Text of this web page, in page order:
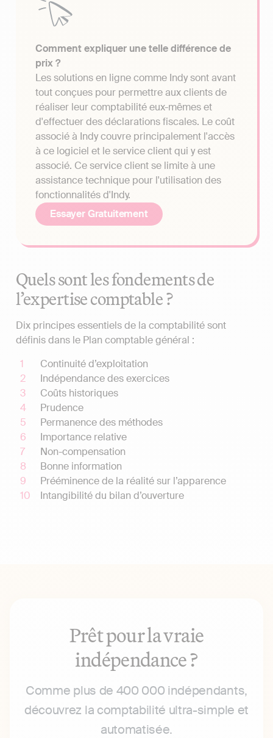
Comment expliquer une telle différence de
prix ?
Les solutions en ligne comme Indy sont avant
tout conçues pour permettre aux clients de
réaliser leur comptabilité eux-mêmes et
d'effectuer des déclarations fiscales. Le coût
associé à Indy couvre principalement l'accès
à ce logiciel et le service client qui y est
associé. Ce service client se limite à une
assistance technique pour l'utilisation des
fonctionnalités d'Indy.
Essayer Gratuitement
Quels sont les fondements de
l’expertise comptable ?
Dix principes essentiels de la comptabilité sont
définis dans le Plan comptable général :
Continuité d’exploitation
Indépendance des exercices
Coûts historiques
Prudence
Permanence des méthodes
Importance relative
Non-compensation
Bonne information
Prééminence de la réalité sur l’apparence
Intangibilité du bilan d’ouverture
Prêt pour la vraie
indépendance ?
Comme plus de 400 000 indépendants,
découvrez la comptabilité ultra-simple et
automatisée.